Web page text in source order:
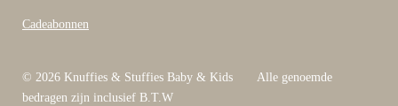
Cadeabonnen
© 2026 Knuffies & Stuffies Baby & Kids Alle genoemde
bedragen zijn inclusief B.T.W